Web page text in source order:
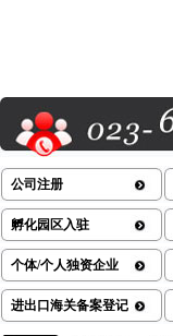
公司注册
孵化园区入驻
个体/个人独资企业
进出口海关备案登记